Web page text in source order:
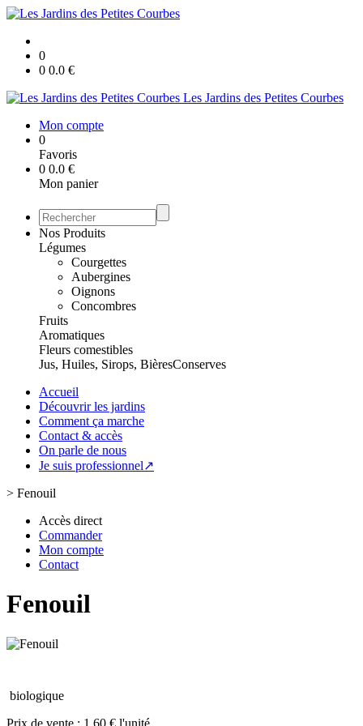
0
0 0.0 €
Les Jardins des Petites Courbes
Mon compte
0
Favoris
0 0.0 €
Mon panier
Nos Produits
Légumes
Courgettes
Aubergines
Oignons
Concombres
Fruits
Aromatiques
Fleurs comestibles
Jus, Huiles, Sirops, BièresConserves
Accueil
Découvrir les jardins
Comment ça marche
Contact & accès
On parle de nous
Je suis professionnel↗
> Fenouil
Accès direct
Commander
Mon compte
Contact
Fenouil
biologique
Prix de vente : 1.60 € l'unité